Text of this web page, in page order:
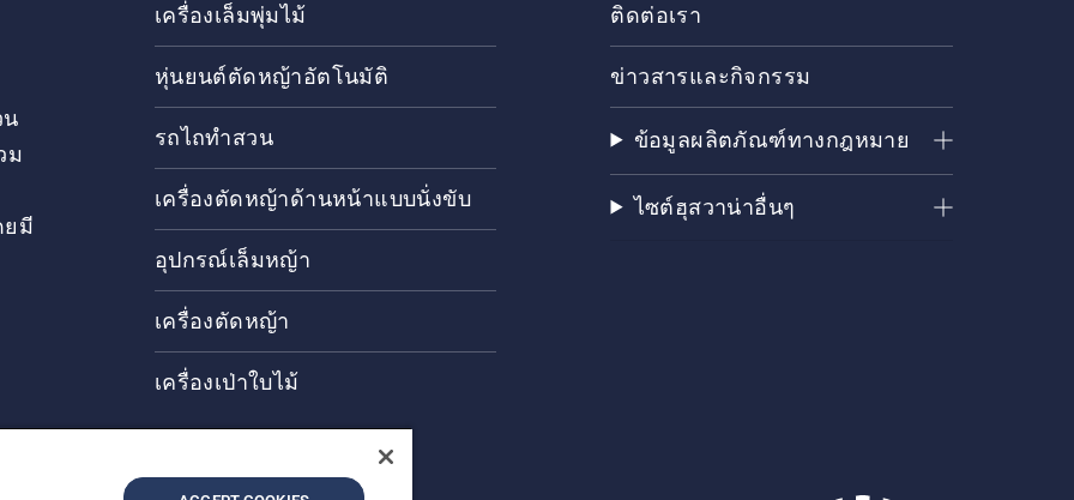
ม
ยมี
เครื่องเล็มพุ่มไม้
หุ่นยนต์ตัดหญ้าอัตโนมัติ
รถไถทำสวน
เครื่องตัดหญ้าด้านหน้าแบบนั่งขับ
อุปกรณ์เล็มหญ้า
เครื่องตัดหญ้า
เครื่องเป่าใบไม้
ติดต่อเรา
ข่าวสารและกิจกรรม
ข้อมูลผลิตภัณฑ์ทางกฎหมาย
ไซต์ฮุสวาน่าอื่นๆ